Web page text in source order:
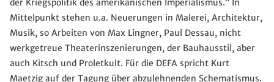
der Kriegspolitik des amerikanischen Imperialismus.“ In
Mittelpunkt stehen u.a. Neuerungen in Malerei, Architektur,
Musik, so Arbeiten von Max Lingner, Paul Dessau, nicht
werkgetreue Theaterinszenierungen, der Bauhausstil, aber
auch Kitsch und Proletkult. Für die DEFA spricht Kurt
Maetzig auf der Tagung über abzulehnenden Schematismus.